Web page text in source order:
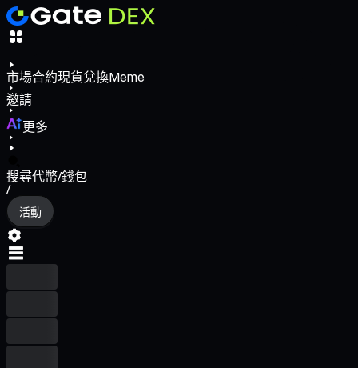
市場合約現貨兌換Meme
邀請
更多
搜尋代幣/錢包
/
活動